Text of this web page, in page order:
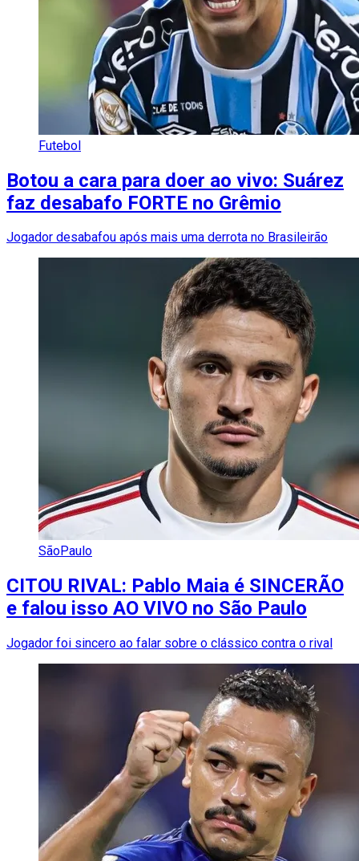
Futebol
Botou a cara para doer ao vivo: Suárez
faz desabafo FORTE no Grêmio
Jogador desabafou após mais uma derrota no Brasileirão
SãoPaulo
CITOU RIVAL: Pablo Maia é SINCERÃO
e falou isso AO VIVO no São Paulo
Jogador foi sincero ao falar sobre o clássico contra o rival